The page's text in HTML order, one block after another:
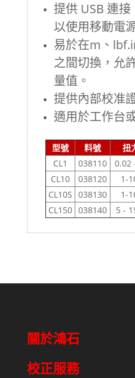
提供 USB 連
以使用移動電
易於在m、
之間切換，允
量值。
提供內部校准
適用於工作台
型號 料號 扭
CL1
038110 0.02
CL10
038120 1-
CL10S 038130 1-
CL150 038140 5 -
關於鴻石
校正服務